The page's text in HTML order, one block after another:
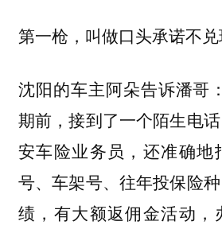
第一枪，叫做口头承诺不兑
沈阳的车主阿朵告诉潘哥
期前，接到了一个陌生电
安车险业务员，还准确地
号、车架号、往年投保险
绩，有大额返佣金活动，